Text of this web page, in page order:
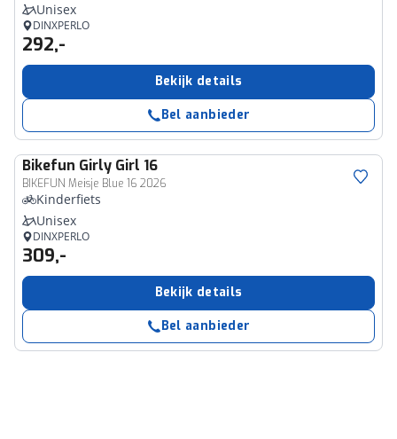
Unisex
DINXPERLO
292,-
Bekijk details
Bel aanbieder
Bikefun Girly Girl 16
BIKEFUN Meisje Blue 16 2026
Kinderfiets
Unisex
DINXPERLO
309,-
Bekijk details
Bel aanbieder